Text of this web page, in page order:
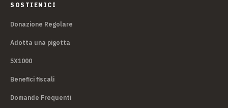
SOSTIENICI
Donazione Regolare
Adotta una pigotta
5X1000
Benefici fiscali
Domande Frequenti